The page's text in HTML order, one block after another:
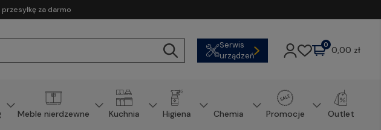
za darmo
Serwis
urządzeń
0,00 zł
0
Meble nierdzewne Kuchnia Higiena Chemia Promocje Outlet